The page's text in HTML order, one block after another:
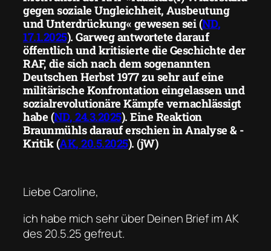
gegen soziale Ungleichheit, Ausbeutung
und Unterdrückung« gewesen sei (ND,
17.1.2025). Garweg antwortete darauf
öffentlich und kritisierte die Geschichte der
RAF, die sich nach dem sogenannten
Deutschen Herbst 1977 zu sehr auf eine
militärische Konfrontation eingelassen und
sozialrevolutionäre Kämpfe vernachlässigt
habe (ND, 24.3.2025). Eine Reaktion
Braunmühls darauf erschien inAnalyse & ­
Kritik(AK, 20.5.2025). (jW)
Liebe Caroline,
ich habe mich sehr über Deinen Brief imAK
des 20.5.25 gefreut.